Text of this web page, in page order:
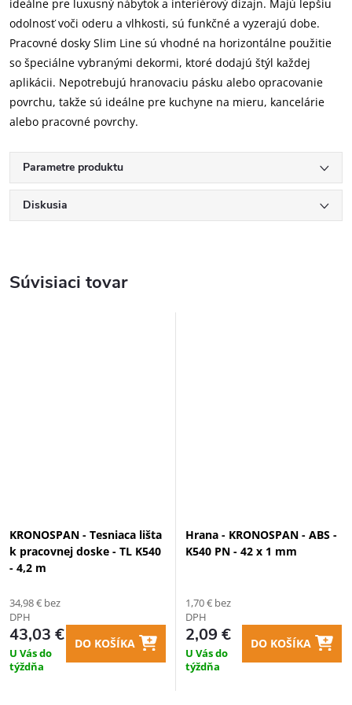
ideálne pre luxusný nábytok a interiérový dizajn. Majú lepšiu
odolnosť voči oderu a vlhkosti, sú funkčné a vyzerajú dobe.
Pracovné dosky Slim Line sú vhodné na horizontálne použitie
so špeciálne vybranými dekormi, ktoré dodajú štýl každej
aplikácii. Nepotrebujú hranovaciu pásku alebo opracovanie
povrchu, takže sú ideálne pre kuchyne na mieru, kancelárie
alebo pracovné povrchy.
Parametre produktu
Diskusia
Súvisiaci tovar
KRONOSPAN - Tesniaca lišta
k pracovnej doske - TL K540
- 4,2 m
34,98 € bez
DPH
43,03 €
U Vás do
týždňa
DO KOŠÍKA
Hrana - KRONOSPAN - ABS -
K540 PN - 42 x 1 mm
1,70 € bez
DPH
2,09 €
U Vás do
týždňa
DO KOŠÍKA